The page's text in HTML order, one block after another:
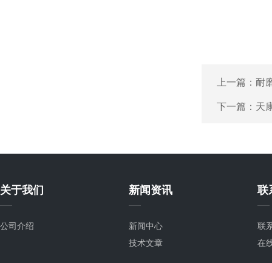
上一篇： 耐
下一篇： 天
关于我们
公司介绍
新闻资讯
新闻中心
技术文章
联
联
在